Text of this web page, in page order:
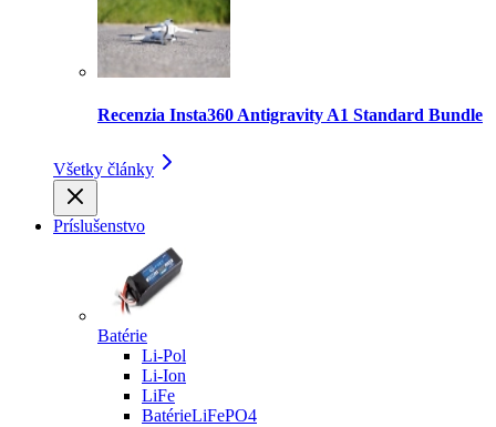
Recenzia Insta360 Antigravity A1 Standard Bundle
Všetky články
Príslušenstvo
Batérie
Li-Pol
Li-Ion
LiFe
BatérieLiFePO4